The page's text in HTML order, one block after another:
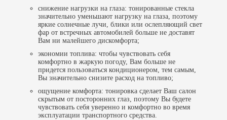
снижение нагрузки на глаза: тонированные стекла
значительно уменьшают нагрузку на глаза, поэтому
яркие солнечные лучи, блики или ослепляющий свет
фар от встречных автомобилей больше не доставят
Вам ни малейшего дискомфорта;
экономии топлива: чтобы чувствовать себя
комфортно в жаркую погоду, Вам больше не
придется пользоваться кондиционером, тем самым,
Вы значительно снизите расход на топливо;
ощущение комфорта: тонировка сделает Ваш салон
скрытым от посторонних глаз, поэтому Вы будете
чувствовать себя уверенно и комфортно во время
эксплуатации транспортного средства.